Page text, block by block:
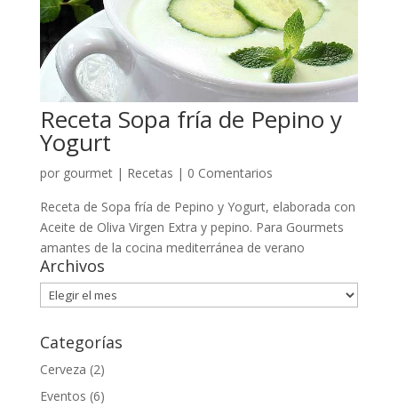
Receta Sopa fría de Pepino y
Yogurt
por gourmet| Recetas | 0 Comentarios
Receta de Sopa fría de Pepino y Yogurt, elaborada con
Aceite de Oliva Virgen Extra y pepino. Para Gourmets
amantes de la cocina mediterránea de verano
Archivos
Archivos
Categorías
Cerveza (2)
Eventos (6)